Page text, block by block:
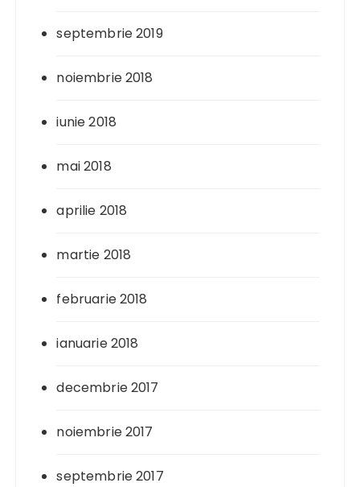
septembrie 2019
noiembrie 2018
iunie 2018
mai 2018
aprilie 2018
martie 2018
februarie 2018
ianuarie 2018
decembrie 2017
noiembrie 2017
septembrie 2017